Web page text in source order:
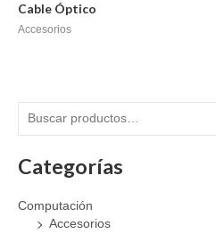
Categorías
Computación
Accesorios
Cable Óptico
Accesorios